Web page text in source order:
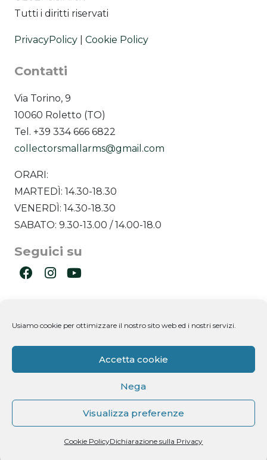
Usiamo cookie per ottimizzare il nostro sito web ed i nostri servizi.
Accetta cookie
Nega
Visualizza preferenze
Cookie PolicyDichiarazione sulla Privacy
Tutti i diritti riservati
PrivacyPolicy Cookie Policy
Contatti
Via Torino, 9
10060 Roletto (TO)
Tel. +39 334 666 6822
collectorsmallarms@gmail.com
ORARI:
MARTEDÌ: 14.30-18.30
VENERDÌ: 14.30-18.30
SABATO: 9.30-13.00 / 14.00-18.0
Seguici su
Dichiaro di aver letto l'informativa ricevuta ai